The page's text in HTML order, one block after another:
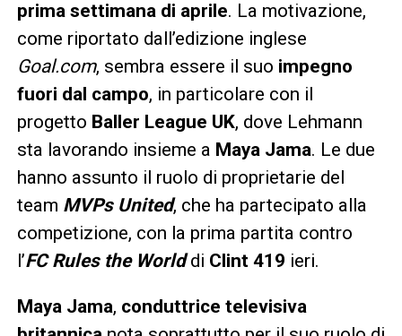
prima settimana di aprile. La motivazione,
come riportato dall’edizione inglese
Goal.com, sembra essere il suo impegno
fuori dal campo, in particolare con il
progetto Baller League UK, dove Lehmann
sta lavorando insieme a Maya Jama. Le due
hanno assunto il ruolo di proprietarie del
team MVPs United, che ha partecipato alla
competizione, con la prima partita contro
l’FC Rules the Worlddi Clint 419 ieri.
Maya Jama, conduttrice televisiva